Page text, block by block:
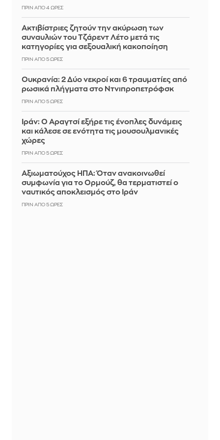
ΠΡΙΝ ΑΠΌ 4 ΏΡΕΣ
Ακτιβίστριες ζητούν την ακύρωση των
συναυλιών του Τζάρεντ Λέτο μετά τις
κατηγορίες για σεξουαλική κακοποίηση
ΠΡΙΝ ΑΠΌ 5 ΏΡΕΣ
Ουκρανία: 2 Δύο νεκροί και 6 τραυματίες από
ρωσικά πλήγματα στο Ντνιπροπετρόφσκ
ΠΡΙΝ ΑΠΌ 5 ΏΡΕΣ
Ιράν: Ο Αραγτσί εξήρε τις ένοπλες δυνάμεις
και κάλεσε σε ενότητα τις μουσουλμανικές
χώρες
ΠΡΙΝ ΑΠΌ 5 ΏΡΕΣ
Αξιωματούχος ΗΠΑ: Όταν ανακοινωθεί
συμφωνία για το Ορμούζ, θα τερματιστεί ο
ναυτικός αποκλεισμός στο Ιράν
ΠΡΙΝ ΑΠΌ 5 ΏΡΕΣ